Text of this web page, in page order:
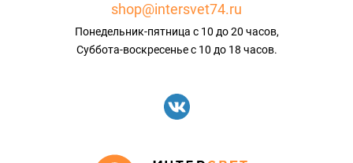
shop@intersvet74.ru
Понедельник-пятница с 10 до 20 часов,
Суббота-воскресенье с 10 до 18 часов.